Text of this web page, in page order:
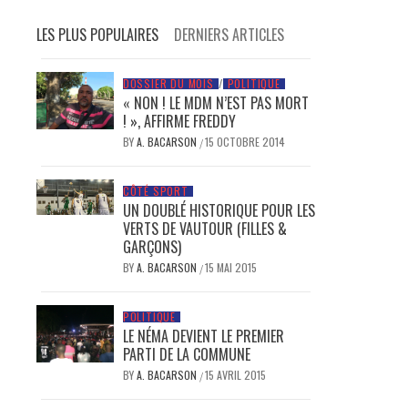
LES PLUS POPULAIRES DERNIERS ARTICLES
DOSSIER DU MOIS / POLITIQUE
« NON ! LE MDM N’EST PAS MORT
! », AFFIRME FREDDY
BYA. BACARSON /15 OCTOBRE 2014
CÔTÉ SPORT
UN DOUBLÉ HISTORIQUE POUR LES
VERTS DE VAUTOUR (FILLES &
GARÇONS)
BYA. BACARSON /15 MAI 2015
POLITIQUE
LE NÉMA DEVIENT LE PREMIER
PARTI DE LA COMMUNE
BYA. BACARSON /15 AVRIL 2015